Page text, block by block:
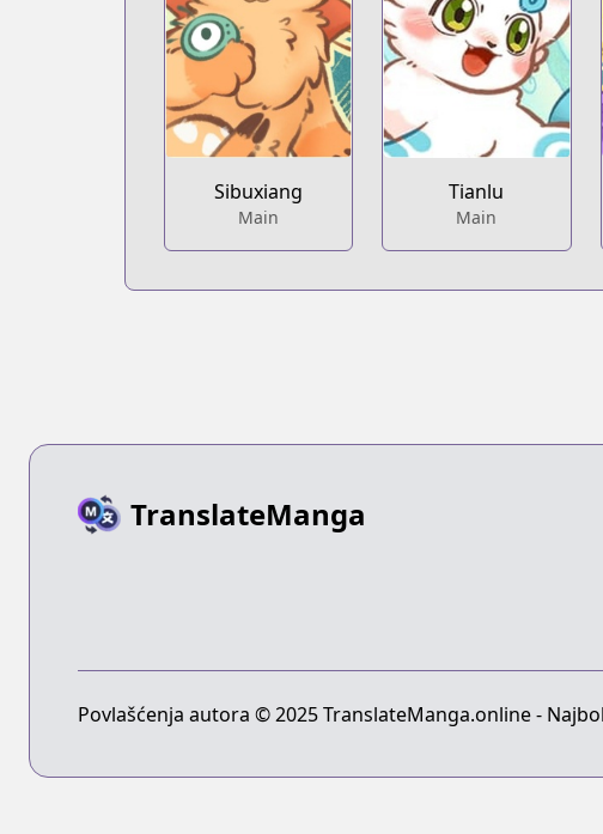
Sibuxiang
Main
Tianlu
Main
TranslateManga
Povlašćenja autora © 2025 TranslateManga.online -